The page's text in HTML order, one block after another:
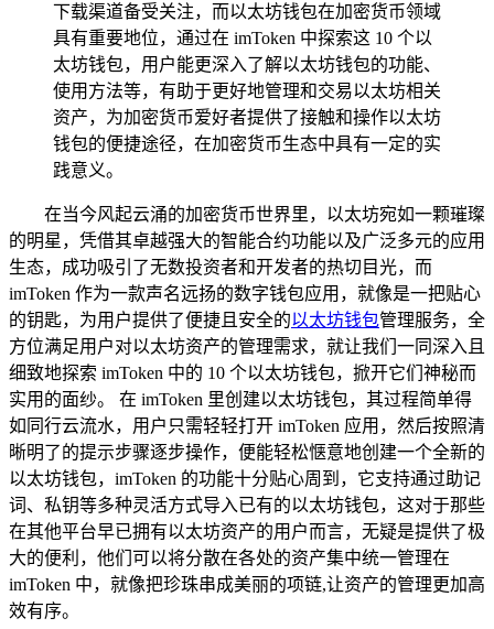
下载渠道备受关注，而以太坊钱包在加密货币领域
具有重要地位，通过在 imToken 中探索这 10 个以
太坊钱包，用户能更深入了解以太坊钱包的功能、
使用方法等，有助于更好地管理和交易以太坊相关
资产，为加密货币爱好者提供了接触和操作以太坊
钱包的便捷途径，在加密货币生态中具有一定的实
践意义。
在当今风起云涌的加密货币世界里，以太坊宛如一颗璀璨
的明星，凭借其卓越强大的智能合约功能以及广泛多元的应用
生态，成功吸引了无数投资者和开发者的热切目光，而
imToken 作为一款声名远扬的数字钱包应用，就像是一把贴心
的钥匙，为用户提供了便捷且安全的以太坊钱包管理服务，全
方位满足用户对以太坊资产的管理需求，就让我们一同深入且
细致地探索 imToken 中的 10 个以太坊钱包，掀开它们神秘而
实用的面纱。 在 imToken 里创建以太坊钱包，其过程简单得
如同行云流水，用户只需轻轻打开 imToken 应用，然后按照清
晰明了的提示步骤逐步操作，便能轻松惬意地创建一个全新的
以太坊钱包，imToken 的功能十分贴心周到，它支持通过助记
词、私钥等多种灵活方式导入已有的以太坊钱包，这对于那些
在其他平台早已拥有以太坊资产的用户而言，无疑是提供了极
大的便利，他们可以将分散在各处的资产集中统一管理在
imToken 中，就像把珍珠串成美丽的项链,让资产的管理更加高
效有序。